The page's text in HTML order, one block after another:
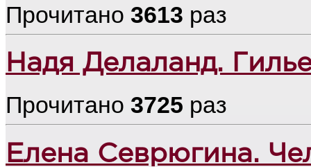
Прочитано 3613 раз
Надя Делаланд.
Прочитано 3725 раз
Елена Севрюгина.